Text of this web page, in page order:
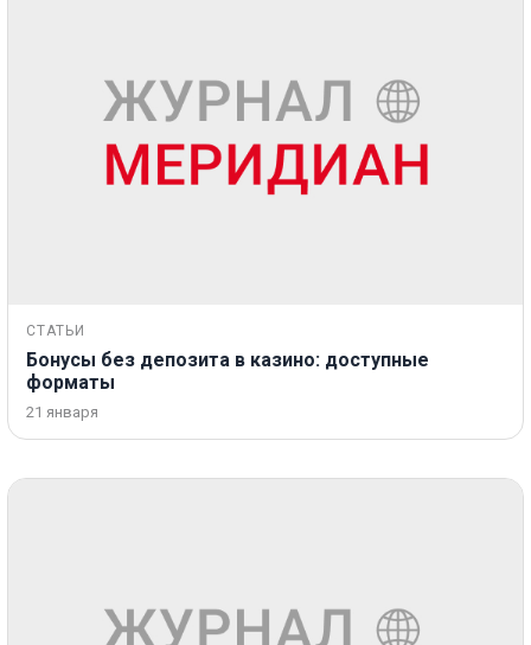
СТАТЬИ
Бонусы без депозита в казино: доступные
форматы
21 января